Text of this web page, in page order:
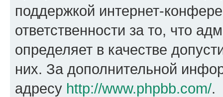
поддержкой интернет-
ответственности за то, что
определяет в качестве
них. За дополнительной
адресу http://www.phpbb.com/.